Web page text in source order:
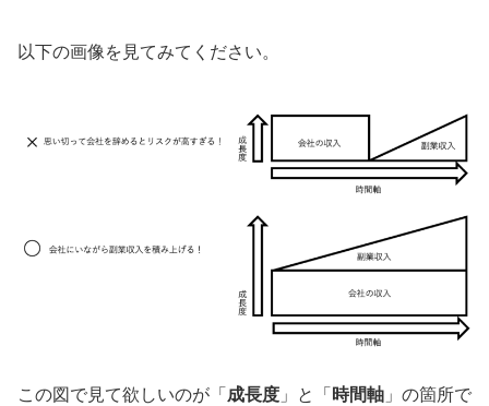
以下の画像を見てみてください。
この図で見て欲しいのが「 成長度 」と「 時間軸 」の箇所で